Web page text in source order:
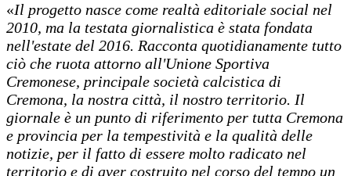
«Il progetto nasce come realtà editoriale social nel
2010, ma la testata giornalistica è stata fondata
nell'estate del 2016. Racconta quotidianamente tutto
ciò che ruota attorno all'Unione Sportiva
Cremonese, principale società calcistica di
Cremona, la nostra città, il nostro territorio. Il
giornale è un punto di riferimento per tutta Cremona
e provincia per la tempestività e la qualità delle
notizie, per il fatto di essere molto radicato nel
territorio e di aver costruito nel corso del tempo un